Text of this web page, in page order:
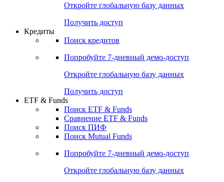
Откройте глобальную базу данных
Получить доступ
Кредиты
Поиск кредитов
Попробуйте 7-дневный демо-доступ
Откройте глобальную базу данных
Получить доступ
ETF & Funds
Поиск ETF & Funds
Сравнение ETF & Funds
Поиск ПИФ
Поиск Mutual Funds
Попробуйте 7-дневный демо-доступ
Откройте глобальную базу данных